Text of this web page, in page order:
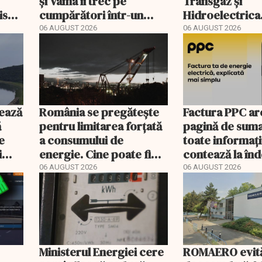
cumpărători într-un
registru electronic
06 AUGUST 2026
400 de
06 AUGUST 2026
România se pregătește
pentru limitarea forțată
a consumului de
energie. Cine poate fi
deconectat
06 AUGUST 2026
Factura PPC
pagină de
toate
contează la
06 AUGUST 2026
Ministerul Energiei cere
ROMAERO